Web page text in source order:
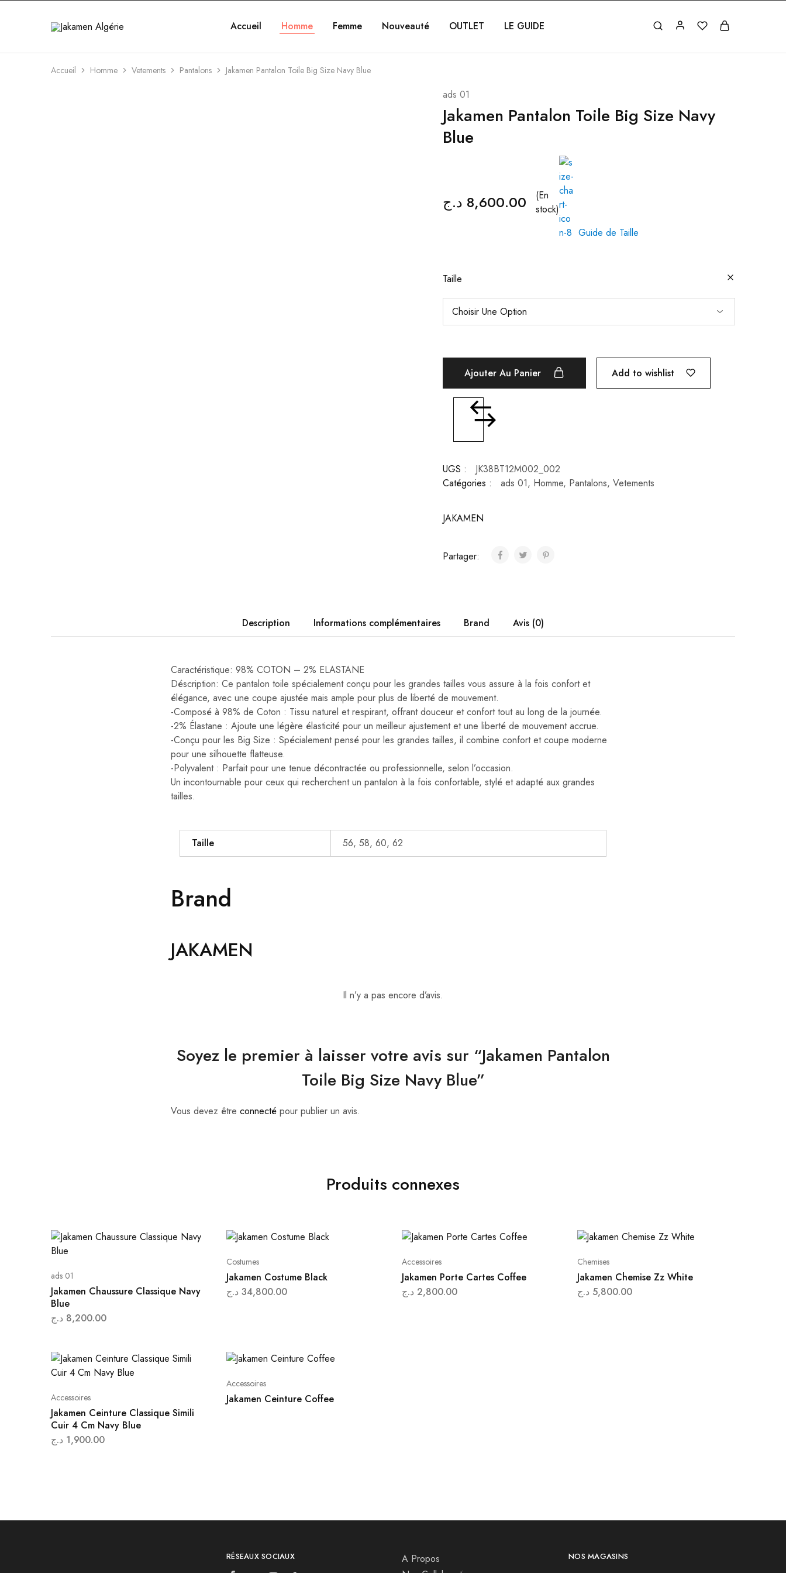
Jakamen Accueil Homme Femme Nouveauté OUTLET LE GUIDE
Accueil Homme Vetements Pantalons Jakamen Pantalon Toile Big Size Navy Blue
ads 01
Jakamen Pantalon Toile Big Size Navy
Blue
8,600.00 د.ج
(En
stock)
Guide de Taille
Taille
Ajouter Au Panier Add to wishlist
UGS :
JK38BT12M002_002
Catégories :
ads 01, Homme, Pantalons, Vetements
JAKAMEN
Partager:
Description Informations complémentaires Brand Avis (0)
Caractéristique: 98% COTON – 2% ELASTANE
Déscription: Ce pantalon toile spécialement conçu pour les grandes tailles vous assure à la fois confort et
élégance, avec une coupe ajustée mais ample pour plus de liberté de mouvement.
-Composé à 98% de Coton : Tissu naturel et respirant, offrant douceur et confort tout au long de la journée.
-2% Élastane : Ajoute une légère élasticité pour un meilleur ajustement et une liberté de mouvement accrue.
-Conçu pour les Big Size : Spécialement pensé pour les grandes tailles, il combine confort et coupe moderne
pour une silhouette flatteuse.
-Polyvalent : Parfait pour une tenue décontractée ou professionnelle, selon l’occasion.
Un incontournable pour ceux qui recherchent un pantalon à la fois confortable, stylé et adapté aux grandes
tailles.
Taille 56, 58, 60, 62
Brand
JAKAMEN
Il n’y a pas encore d’avis.
Soyez le premier à laisser votre avis sur “Jakamen Pantalon
Toile Big Size Navy Blue”
Vous devez être connecté pour publier un avis.
Produits connexes
ads 01
Jakamen Chaussure Classique Navy
Blue
8,200.00 د.ج
Costumes
Jakamen Costume Black
34,800.00 د.ج
Accessoires
Jakamen Porte Cartes Coffee
2,800.00 د.ج
Chemises
Jakamen Chemise Zz White
5,800.00 د.ج
Accessoires
Jakamen Ceinture Classique Simili
Cuir 4 Cm Navy Blue
1,900.00 د.ج
Accessoires
Jakamen Ceinture Coffee
RÉSEAUX SOCIAUX
A Propos
NOS MAGASINS